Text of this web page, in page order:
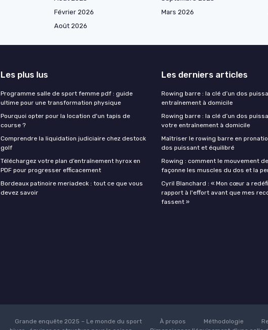
Février 2026 Mars 2026
Août 2026
Les plus lus
Programme salle de sport femme pdf : guide
ultime pour une transformation physique
Pourquoi opter pour la location d'un tapis de
course ?
Comprendre la liquidation judiciaire chez destock
golf
Téléchargez votre plan d’entraînement hyrox en
PDF pour progresser efficacement
Bordeaux patinoire meriadeck : tout ce que vous
devez savoir
Les derniers articles
Rowing barre : la clé d’un dos
entraînement à domicile
Rowing barre : la clé d’un dos
votre entraînement à domicile
Maîtriser le rowing barre en
dos puissant et équilibré
Rowing : comment le mouvement
façonne les muscles du dos et la
Cyril Blanchard : « Mon cœur a
rapport à l'effort avant que mes
fassent »
Grande enquête 2025 – Le monde du sport À propos Méthodologie